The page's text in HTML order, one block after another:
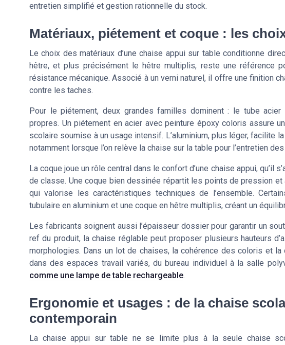
entretien simplifié et gestion rationnelle du stock.
Matériaux, piétement et coque : les
Le choix des matériaux d’une chaise appui sur table conditionne
hêtre, et plus précisément le hêtre multiplis, reste une référence
résistance mécanique. Associé à un verni naturel, il offre une finition
contre les taches.
Pour le piétement, deux grandes familles dominent : le tube acier
propres. Un piétement en acier avec peinture époxy coloris assure
scolaire soumise à un usage intensif. L’aluminium, plus léger, facilite
notamment lorsque l’on relève la chaise sur la table pour l’entretien
La coque joue un rôle central dans le confort d’une chaise appui, qu’il
de classe. Une coque bien dessinée répartit les points de pression et
qui valorise les caractéristiques techniques de l’ensemble.
tubulaire en aluminium et une coque en hêtre multiplis, créant un
Les fabricants soignent aussi l’épaisseur dossier pour garantir un
ref du produit, la chaise réglable peut proposer plusieurs hauteurs
morphologies. Dans un lot de chaises, la cohérence des coloris et la
dans des espaces travail variés, du bureau individuel à la salle
comme une lampe de table rechargeable.
Ergonomie et usages : de la chaise
contemporain
La chaise appui sur table ne se limite plus à la seule chaise